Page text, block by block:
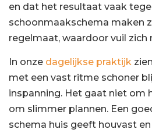
en dat het resultaat vaak
schoonmaakschema maken
regelmaat, waardoor vuil
In onze dagelijkse praktijk
met een vast ritme schoner
inspanning. Het gaat niet om
om slimmer plannen. Een
schema huis geeft houvast